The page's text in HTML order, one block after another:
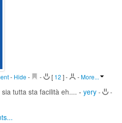
- Hide - - [ 12 ]- -More...
tutta sta facilità eh.... - yery - -